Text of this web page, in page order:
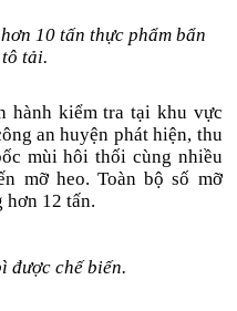
10 tấn thực phẩm bẩn
tải.
hành kiểm tra tại khu vực
an huyện phát hiện, thu
mùi hôi thối cùng nhiều
mỡ heo. Toàn bộ số mỡ
12 tấn.
được chế biến.